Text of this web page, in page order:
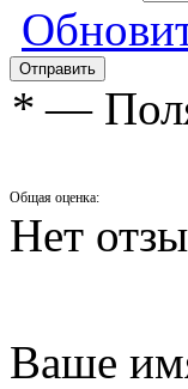
* —
Общая оценка:
Нет
Ваше